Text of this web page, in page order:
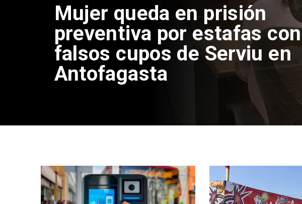
Mujer queda en prisión
preventiva por estafas con
falsos cupos de Serviu en
Antofagasta